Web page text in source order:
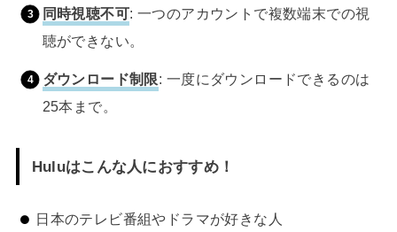
同時視聴不可: 一つのアカウントで複数端末での視
聴ができない。
ダウンロード制限: 一度にダウンロードできるのは
25本まで。
Huluはこんな人におすすめ！
日本のテレビ番組やドラマが好きな人